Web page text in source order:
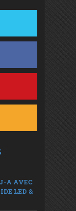
A AVEC
LED &